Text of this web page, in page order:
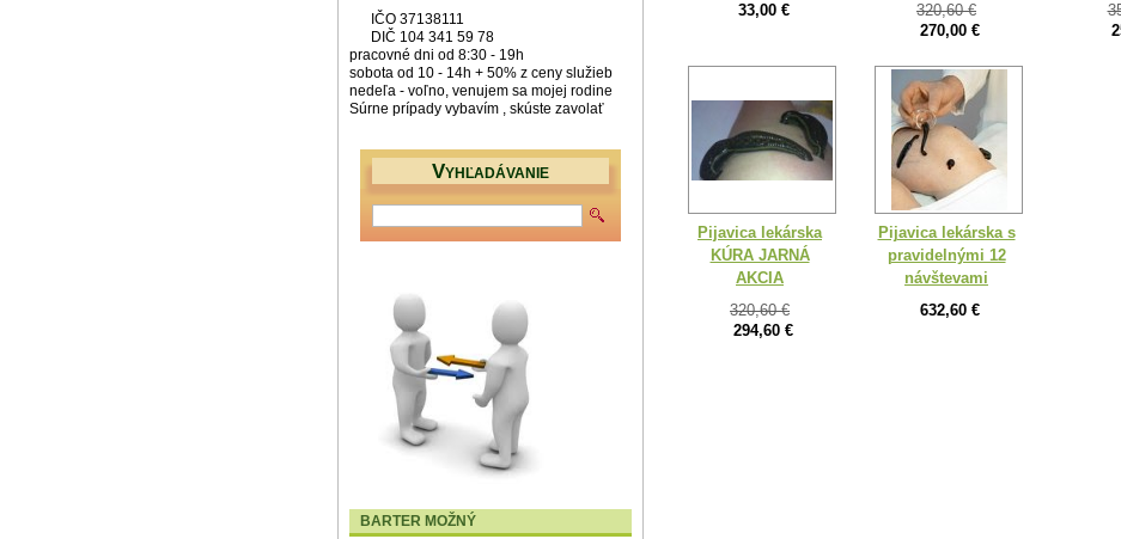
33,00 €
320,60 €
270,00 €
Pijavica lekárska
KÚRA JARNÁ
AKCIA
320,60 €
294,60 €
Pijavica lekárska s
pravidelnými 12
návštevami
632,60 €
IČO 37138111
DIČ 104 341 59 78
pracovné dni od 8:30 - 19h
sobota od 10 - 14h + 50% z ceny služieb
nedeľa - voľno, venujem sa mojej rodine
Súrne prípady vybavím , skúste zavolať
VYHĽADÁVANIE
BARTER MOŽNÝ